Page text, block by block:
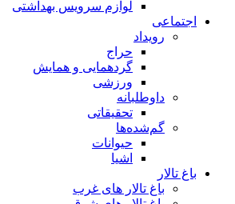
لوازم سرویس بهداشتی
اجتماعی
رویداد
حراج
گردهمایی و همایش
ورزشی
داوطلبانه
تحقیقاتی
گم‌شده‌ها
حیوانات
اشیا
باغ تالار
باغ تالار های غرب